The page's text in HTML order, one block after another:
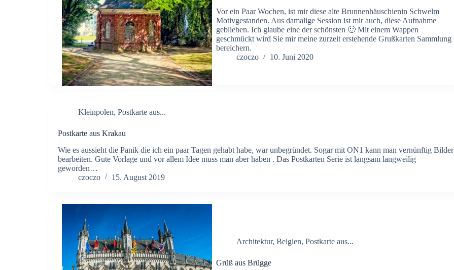
Vor ein Paar Wochen, ist mir diese alte Brunnenhäuschienin Schwelm
Motivgestanden. Aus damalige Session ist mir auch, diese Aufnahme
geblieben. Ich glaube eine der schönsten 🙂 Mit einem Wappen
geschmückt wird Sie mir meine zurzeit erstehende Grußkarten Sammlung
bereichern.
czoczo
10. Juni 2020
Kleinpolen, Postkarte aus...
Postkarte aus Krakau
Wie es aussieht die Panik die ich ein paar Tagen gehabt habe, war unbegründet. Sogar mit ON1 kann man vernünftig Bilder
bearbeiten. Gute Vorlage und vor allem Idee muss man aber haben . Das Postkarten Serie ist langsam langweilig
geworden…
czoczo
15. August 2019
Architektur,Belgien,Postkarte aus...
Grüß aus Brügge